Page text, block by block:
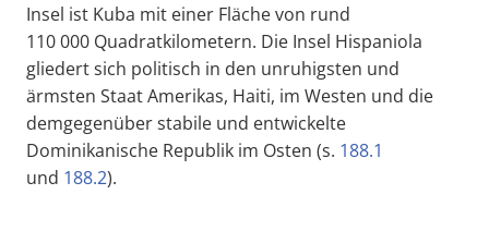
Insel ist Kuba mit einer Fläche von rund
110 000 Quadratkilometern. Die Insel Hispaniola
gliedert sich politisch in den unruhigsten und
ärmsten Staat Amerikas, Haiti, im Westen und die
demgegenüber stabile und entwickelte
Dominikanische Republik im Osten (s. 188.1
und 188.2).